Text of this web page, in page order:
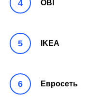
OBI
IKEA
Евросеть